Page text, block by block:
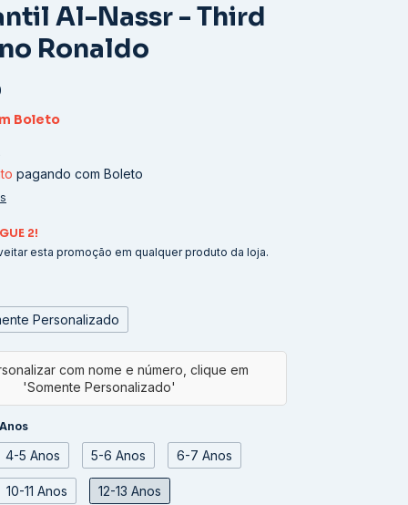
Al-Nassr - Third
Ronaldo
Boleto
pagando com Boleto
2!
esta promoção em qualquer produto da loja.
Personalizado
4-5 Anos 5-6 Anos 6-7 Anos
10-11 Anos 12-13 Anos